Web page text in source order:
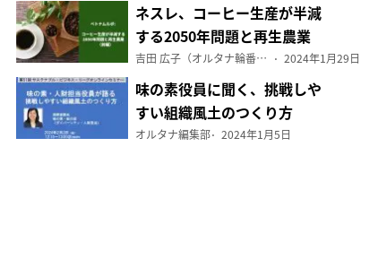
ネスレ、コーヒー生産が半減
する2050年問題と再生農業
（前編）
吉田 広子（オルタナ輪番編集長） 2024年1月29日
味の素役員に聞く、挑戦しや
すい組織風土のつくり方
オルタナ編集部 2024年1月5日